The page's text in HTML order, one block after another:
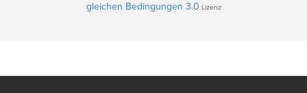
gleichen Bedingungen 3.0 Lizenz